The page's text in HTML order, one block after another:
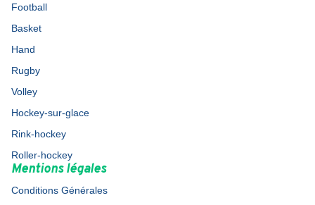
Football
Basket
Hand
Rugby
Volley
Hockey-sur-glace
Rink-hockey
Roller-hockey
Mentions légales
Conditions Générales